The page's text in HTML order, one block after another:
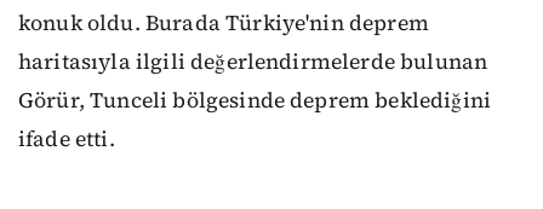
konuk oldu. Burada Türkiye'nin deprem
haritasıyla ilgili değerlendirmelerde bulunan
Görür, Tunceli bölgesinde deprem beklediğini
ifade etti.